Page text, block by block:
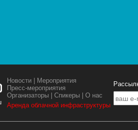
Новости
Мероприятия
Пресс-мероприятия
Организаторы |Спикеры |О нас
Аренда облачной инфраструктуры